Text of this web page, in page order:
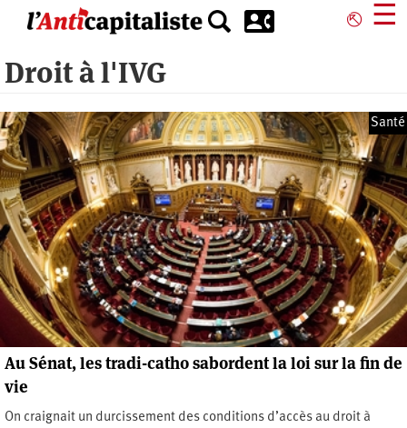
principal
⎋ ☰
Droit à l'IVG
Santé
Au Sénat, les tradi-catho sabordent la loi sur la fin de
vie
On craignait un durcissement des conditions d’accès au droit à